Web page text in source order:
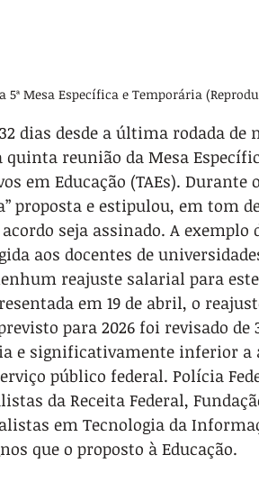
5ª Mesa Específica e Temporária
dias desde a última rodada de
quinta reunião da Mesa
em Educação (TAEs). Durante
proposta e estipulou, em tom
seja assinado. A exemplo
aos docentes de
reajuste salarial para
em 19 de abril, o
para 2026 foi revisado de
e significativamente inferior a
público federal. Polícia
da Receita Federal,
em Tecnologia da
que o proposto à Educação.